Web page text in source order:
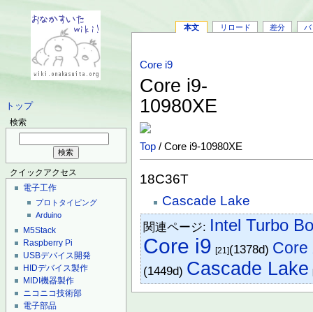
トップ
検索
クイックアクセス
電子工作
プロトタイピング
Arduino
M5Stack
Raspberry Pi
USBデバイス開発
HIDデバイス製作
MIDI機器製作
ニコニコ技術部
電子部品
本文 リロード 差分 バ
Core i9
Core i9-
10980XE
Top / Core i9-10980XE
18C36T
Cascade Lake
関連ページ: Intel Turbo
Core i9 [21](1378d) Core
(1449d) Cascade Lake